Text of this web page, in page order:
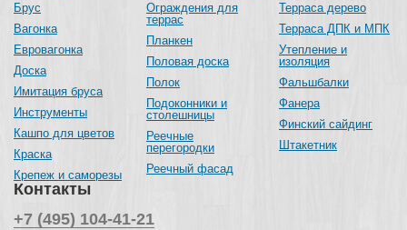
Брус
Вагонка
Евровагонка
Доска
Имитация бруса
Инструменты
Кашпо для цветов
Краска
Крепеж и саморезы
Ограждения для
террас
Планкен
Половая доска
Полок
Подоконники и
столешницы
Реечные
перегородки
Реечный фасад
Терраса дерево
Терраса ДПК и МПК
Утепление и
изоляция
Фальшбалки
Фанера
Финский сайдинг
Штакетник
Контакты
+7 (495) 104-41-21